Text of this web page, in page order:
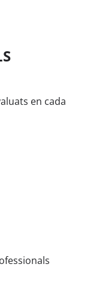
en cada